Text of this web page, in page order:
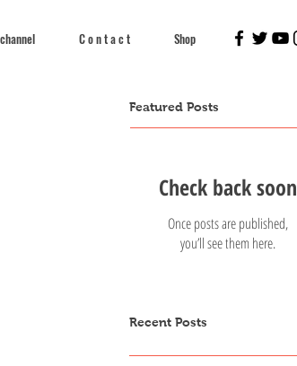
C o n t a c t Shop
Featured Posts
Check back soon
Once posts are published,
you’ll see them here.
Recent Posts